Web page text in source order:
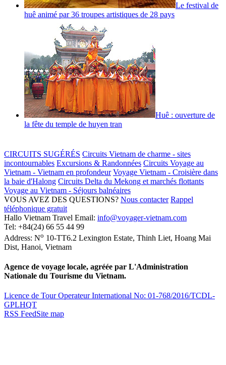
Le festival de
huê animé par 36 troupes artistiques de 28 pays
Huê : ouverture de
la fête du temple de huyen tran
CIRCUITS SUGÉRÉS Circuits Vietnam de charme - sites
incontournables Excursions & Randonnées Circuits Voyage au
Vietnam - Vietnam en profondeur Voyage Vietnam - Croisière dans
la baie d'Halong Circuits Delta du Mekong et marchés flottants
Voyage au Vietnam - Séjours balnéaires
VOUS AVEZ DES QUESTIONS? Nous contacter Rappel
téléphonique gratuit
Hallo Vietnam Travel Email: info@voyager-vietnam.com
Tel: +84(24) 66 55 44 99
Address: No 10-TT6.2 Lexington Estate, Thinh Liet, Hoang Mai
Dist, Hanoi, Vietnam
Agence de voyage locale, agréée par L'Administration
Nationale du Tourisme du Vietnam.
Licence de Tour Operateur International No: 01-768/2016/TCDL-
GPLHQT
RSS FeedSite map